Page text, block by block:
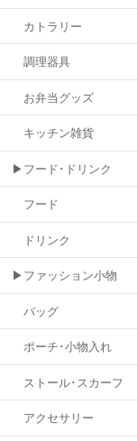
カトラリー
調理器具
お弁当グッズ
キッチン雑貨
▶フード･ドリンク
フード
ドリンク
▶ファッション小物
バッグ
ポーチ･小物入れ
ストール･スカーフ
アクセサリー